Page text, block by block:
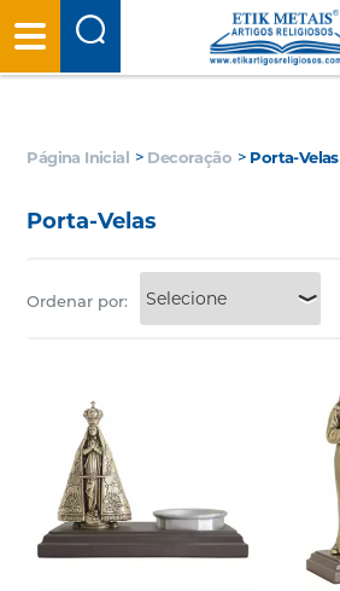
Página Inicial > Decoração > Porta-Velas
Porta-Velas
Ordenar por: